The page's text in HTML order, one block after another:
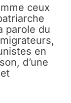
ceux
parole du
en
d’une